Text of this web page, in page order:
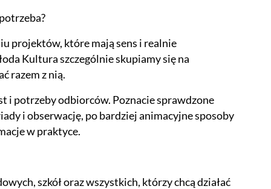
projektów, które mają sens i realnie
Kultura szczególnie skupiamy się na
razem z nią.
i potrzeby odbiorców. Poznacie sprawdzone
i obserwację, po bardziej animacyjne sposoby
w praktyce.
szkół oraz wszystkich, którzy chcą działać